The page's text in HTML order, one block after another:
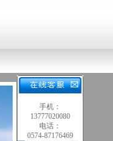
手机：
13777020080
电话：
0574-87176469